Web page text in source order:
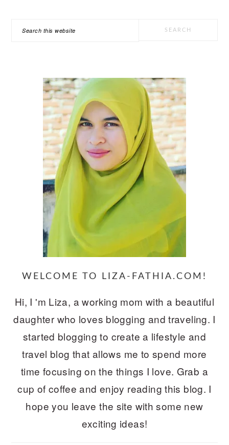
Search
WELCOME TO LIZA-FATHIA.COM!
Hi, I 'm Liza, a working mom with a beautiful
daughter who loves blogging and traveling. I
started blogging to create a lifestyle and
travel blog that allows me to spend more
time focusing on the things I love. Grab a
cup of coffee and enjoy reading this blog. I
hope you leave the site with some new
exciting ideas!